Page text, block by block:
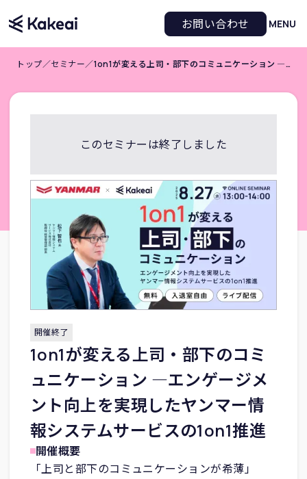
お問い合わせ MENU
トップ／セミナー／ 1on1が変える上司・部下のコミュニケーション ―エンゲージメント向上を実現したヤンマー情報システムサービスの1on1推進
このセミナーは終了しました
開催終了
1on1が変える上司・部下のコミ
ュニケーション ―エンゲージメ
ント向上を実現したヤンマー情
報システムサービスの1on1推進
開催概要
「上司と部下のコミュニケーションが希薄」